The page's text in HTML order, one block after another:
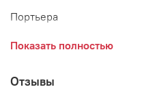
Портьера
Высота - 280 см
Показать полностью
Отзывы